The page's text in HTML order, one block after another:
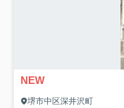
NEW
堺市中区深井沢町